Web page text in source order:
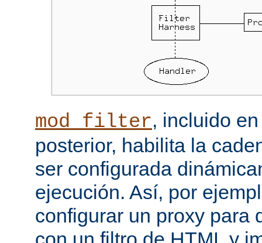
mod_filter, incluido
posterior, habilita la
ser configurada
ejecución. Así, por
configurar un proxy para